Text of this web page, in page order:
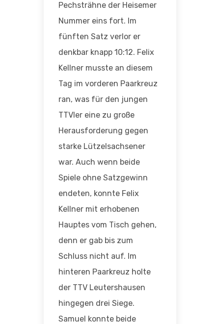
Pechsträhne der Heisemer
Nummer eins fort. Im
fünften Satz verlor er
denkbar knapp 10:12. Felix
Kellner musste an diesem
Tag im vorderen Paarkreuz
ran, was für den jungen
TTVler eine zu große
Herausforderung gegen
starke Lützelsachsener
war. Auch wenn beide
Spiele ohne Satzgewinn
endeten, konnte Felix
Kellner mit erhobenen
Hauptes vom Tisch gehen,
denn er gab bis zum
Schluss nicht auf. Im
hinteren Paarkreuz holte
der TTV Leutershausen
hingegen drei Siege.
Samuel konnte beide